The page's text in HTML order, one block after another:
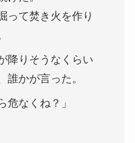
って焚き火を作り
降りそうなくらい
誰かが言った。
危なくね？」